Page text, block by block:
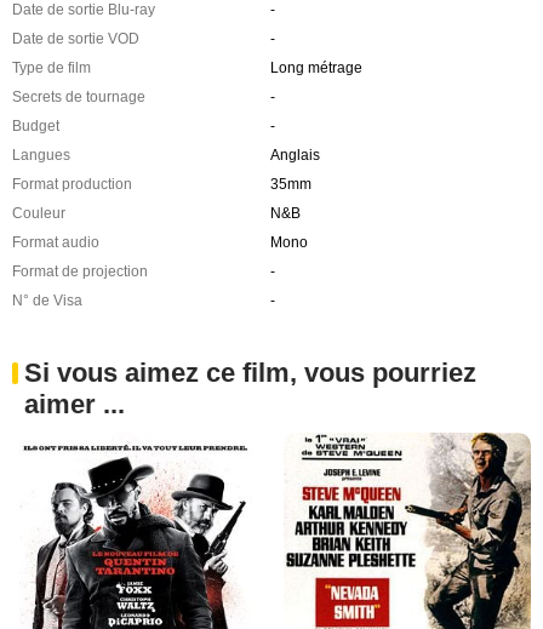
Date de sortie Blu-ray
-
Date de sortie VOD
-
Type de film
Long métrage
Secrets de tournage
-
Budget
-
Langues
Anglais
Format production
35mm
Couleur
N&B
Format audio
Mono
Format de projection
-
N° de Visa
-
Si vous aimez ce film, vous pourriez
aimer ...